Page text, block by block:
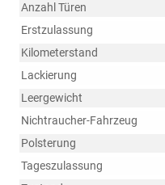
Anzahl Türen
Erstzulassung
Kilometerstand
Lackierung
Leergewicht
Nichtraucher-Fahrzeug
Polsterung
Tageszulassung